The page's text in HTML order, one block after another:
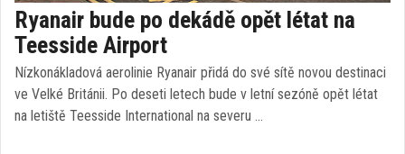
Ryanair bude po dekádě opět létat na
Teesside Airport
Nízkonákladová aerolinie Ryanair přidá do své sítě novou destinaci
ve Velké Británii. Po deseti letech bude v letní sezóně opět létat
na letiště Teesside International na severu …